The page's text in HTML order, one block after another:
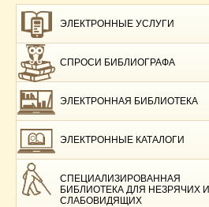
ЭЛЕКТРОННЫЕ УСЛУГИ
СПРОСИ БИБЛИОГРАФА
ЭЛЕКТРОННАЯ БИБЛИОТЕКА
ЭЛЕКТРОННЫЕ КАТАЛОГИ
СПЕЦИАЛИЗИРОВАННАЯ
БИБЛИОТЕКА ДЛЯ НЕЗРЯЧИХ И
СЛАБОВИДЯЩИХ